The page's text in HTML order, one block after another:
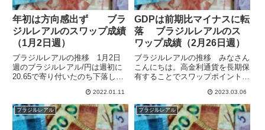
年初は方向感出ず ブラ
ジルレアルのスワップ成績
（1月2日週）
ブラジルレアルの推移 1月2日
週のブラジルレアル/円は週初に
20.65で寄り付いたのち下落し
けました。その後は上昇に転じて
20.56まで戻して20.49でクローズ
となっています。9日週の週明け
後は再び下げ...
2022.01.11
GDPは前期比マイナスに転
落 ブラジルレアルのス
ワップ成績（2月26日週）
ブラジルレアルの推移 みなさん
こんにちは。高金利通貨を長期保
有することでスワップポイント狙
引できる通貨の発行国で政策金利
が高いのは、上からブラジルの
13.75%、ハンガリーの13.0%、
メキシコの11.0%とな...
2023.03.06
ブラジルレアル ブラジルレアル